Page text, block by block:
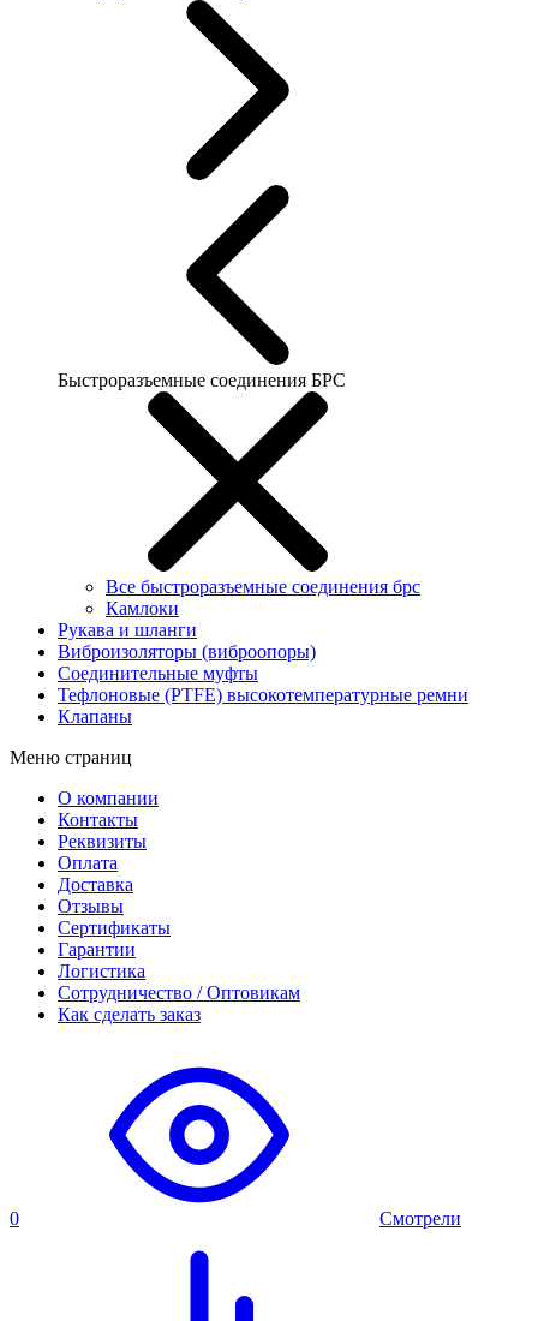
Быстроразъемные соединения БРС
Все быстроразъемные соединения брс
Камлоки
Рукава и шланги
Виброизоляторы (виброопоры)
Соединительные муфты
Тефлоновые (PTFE) высокотемпературные ремни
Клапаны
Меню страниц
О компании
Контакты
Реквизиты
Оплата
Доставка
Отзывы
Сертификаты
Гарантии
Логистика
Сотрудничество / Оптовикам
Как сделать заказ
0 Смотрели